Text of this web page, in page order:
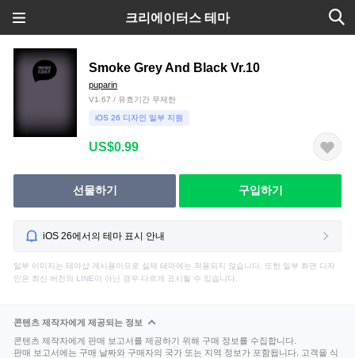
크리에이터스 테마
Smoke Grey And Black Vr.10
puparin
V1.67 / 유효기간 무제한
iOS 26 디자인 일부 지원
US$0.99
선물하기 구입하기
iOS 26에서의 테마 표시 안내
일부 이미지는 테마샵 게시용이므로 실제 테마에는 적용되지 않습니다. 또한 일부 화면 디자
인은 최신 버전의 LINE이 아닌 경우 다르게 표시될 수 있습니다.
콘텐츠 제작자에게 제공되는 정보
콘텐츠 제작자에게 판매 보고서를 제공하기 위해 구매 정보를 수집합니다.
판매 보고서에는 구매 날짜와 구매자의 국가 또는 지역 정보가 포함됩니다. 고객을 식